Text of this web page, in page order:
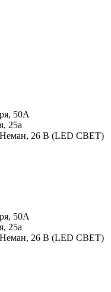
50А
25а
Неман, 26 В (LED СВЕТ)
50А
25а
Неман, 26 В (LED СВЕТ)